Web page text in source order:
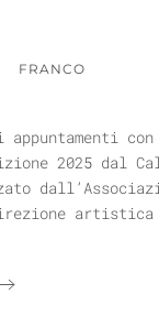
FRANCO
2025 dal